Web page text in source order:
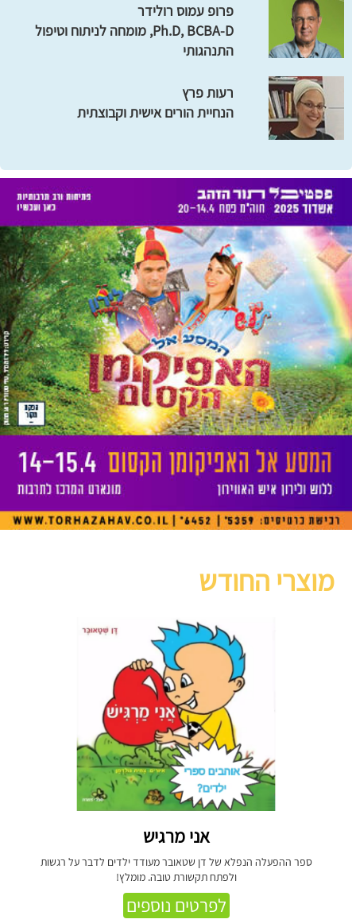
פרופ עמוס רולידר
Ph.D, BCBA-D, מומחה לניתוח וטיפול
התנהגותי
רעות פרץ
הנחיית הורים אישית וקבוצתית
מוצרי החודש
אני מרגיש
ספר ההפעלה הנפלא של דן שטאובר מעודד ילדים לדבר על רגשות
ולפתח תקשורת טובה. מומלץ!
לפרטים נוספים